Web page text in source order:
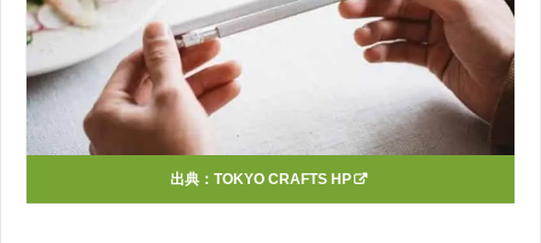
出典： TOKYO CRAFTS HP